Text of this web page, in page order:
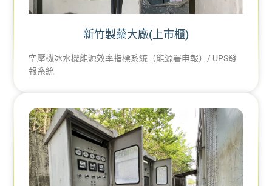
​新竹製藥大廠(上市櫃)
空壓機冰水機能源效率指標系統（能源署申報）/ UPS發
報系統